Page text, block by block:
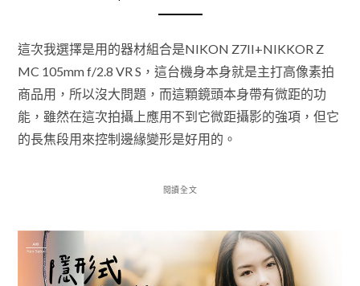
這次我選擇是用的器材組合是NIKON Z7II+NIKKOR Z
MC 105mm f/2.8 VR S，這台機身本身就是主打高像素拍
商品用，所以沒大問題，而這顆鏡頭本身帶有微距的功
能，雖然在這次拍攝上應用不到它微距攝影的強項，但它
的長焦段用來控制邊緣變形是好用的。
閱讀全文